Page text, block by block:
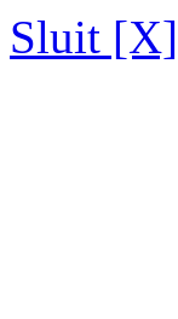
Sluit [X]